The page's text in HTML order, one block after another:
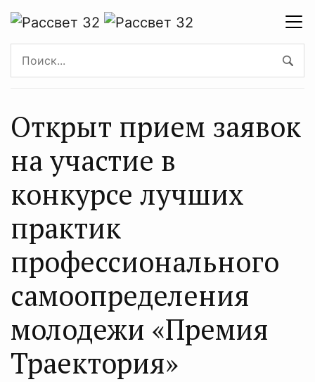
Открыт прием заявок
на участие в
конкурсе лучших
практик
профессионального
самоопределения
молодежи «Премия
Траектория»